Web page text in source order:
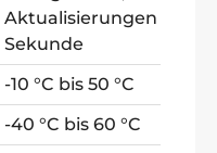
Aktualisierungen pro
Sekunde
-10 °C bis 50 °C
-40 °C bis 60 °C